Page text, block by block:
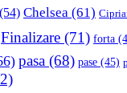
(54) Chelsea (61)
Finalizare (71) forta
pasa (68) pase (45)